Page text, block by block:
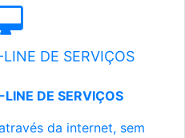
DE SERVIÇOS
DE SERVIÇOS
da internet, sem